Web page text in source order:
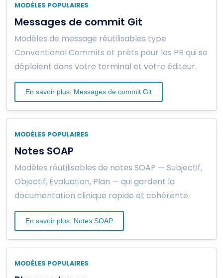
MODÈLES POPULAIRES
Messages de commit Git
Modèles de message réutilisables type
Conventional Commits et prêts pour les PR qui se
déploient dans votre terminal et votre éditeur.
En savoir plus: Messages de commit Git
MODÈLES POPULAIRES
Notes SOAP
Modèles réutilisables de notes SOAP — Subjectif,
Objectif, Évaluation, Plan — qui gardent la
documentation clinique rapide et cohérente.
En savoir plus: Notes SOAP
MODÈLES POPULAIRES